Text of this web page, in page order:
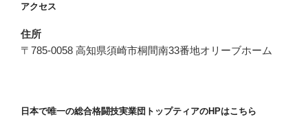
アクセス
住所
〒785-0058 高知県須崎市桐間南33番地オリーブホーム
日本で唯一の総合格闘技実業団トップティアのHPはこちら